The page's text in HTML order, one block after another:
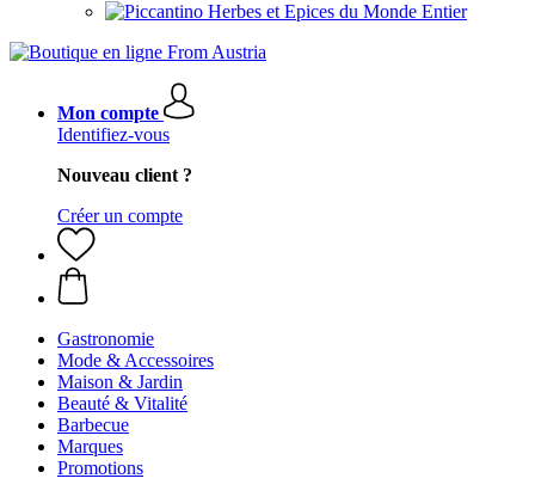
Herbes et Epices du Monde Entier
Mon compte
Identifiez-vous
Nouveau client ?
Créer un compte
Gastronomie
Mode & Accessoires
Maison & Jardin
Beauté & Vitalité
Barbecue
Marques
Promotions